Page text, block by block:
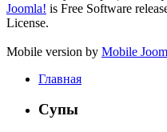
Joomla! is Free Software
License.
Mobile version by Mobile
Главная
Супы